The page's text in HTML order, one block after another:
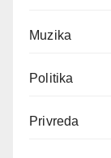
Muzika
Politika
Privreda